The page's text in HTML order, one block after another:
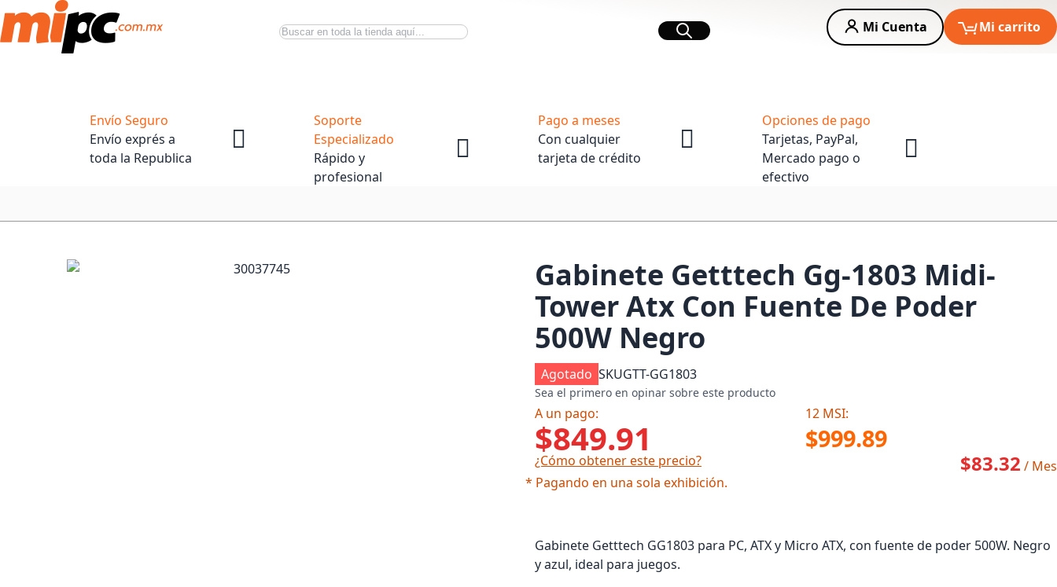
Buscar Buscar
Mi Cuenta Mi carrito
Envío Seguro
Envío exprés a
toda la Republica
Soporte
Especializado
Rápido y
profesional
Pago a meses
Con cualquier
tarjeta de crédito
Opciones de pago
Tarjetas, PayPal,
Mercado pago o
efectivo
Gabinete Getttech Gg-1803 Midi-
Tower Atx Con Fuente De Poder
500W Negro
Agotado SKUGTT-GG1803
Sea el primero en opinar sobre este producto
A un pago: 12 MSI:
$849.91 $999.89
¿Cómo obtener este precio?
* Pagando en una sola exhibición.
$83.32 / Mes
Gabinete Getttech GG1803 para PC, ATX y Micro ATX, con fuente de poder 500W. Negro
y azul, ideal para juegos.